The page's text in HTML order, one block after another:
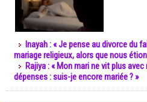
Inayah : « Je pense au divorce du
mariage religieux, alors que nous
Rajiya : « Mon mari ne vit plus
dépenses : suis-je encore mariée ? »